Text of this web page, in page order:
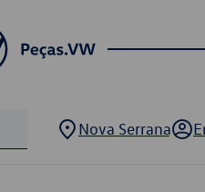
Nova Serrana